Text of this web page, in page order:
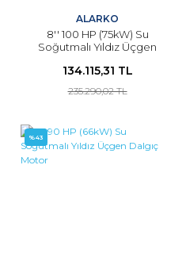
ALARKO
8'' 100 HP (75kW) Su
Soğutmalı Yıldız Üçgen
134.115,31 TL
235.290,02 TL
%43